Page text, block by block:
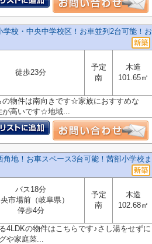
校・中央中学校区！お車並列2台可能！お
徒歩23分
予定
南
木造
101.65㎡
物件は南向きです☆家族におすすめな
が高いです☆地域...
地！お車スペース3台可能！茜部小学校ま
バス18分
市場前（岐阜県）
停歩4分
予定
南
木造
102.68㎡
4LDKの物件はこちらです♪さし湯をせずに
や家庭菜...